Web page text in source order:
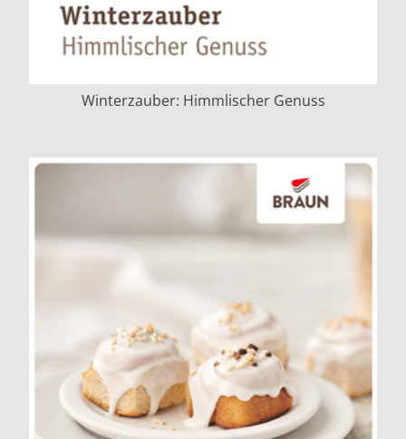
Winterzauber: Himmlischer Genuss